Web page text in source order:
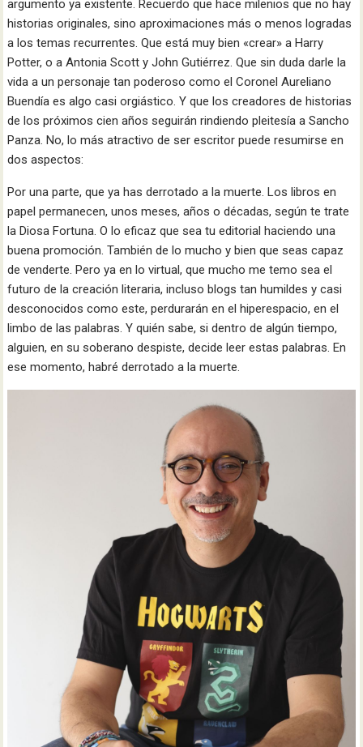
argumento ya existente. Recuerdo que hace milenios que no hay
historias originales, sino aproximaciones más o menos logradas
a los temas recurrentes. Que está muy bien «crear» a Harry
Potter, o a Antonia Scott y John Gutiérrez. Que sin duda darle la
vida a un personaje tan poderoso como el Coronel Aureliano
Buendía es algo casi orgiástico. Y que los creadores de historias
de los próximos cien años seguirán rindiendo pleitesía a Sancho
Panza. No, lo más atractivo de ser escritor puede resumirse en
dos aspectos:
Por una parte, que ya has derrotado a la muerte. Los libros en
papel permanecen, unos meses, años o décadas, según te trate
la Diosa Fortuna. O lo eficaz que sea tu editorial haciendo una
buena promoción. También de lo mucho y bien que seas capaz
de venderte. Pero ya en lo virtual, que mucho me temo sea el
futuro de la creación literaria, incluso blogs tan humildes y casi
desconocidos como este, perdurarán en el hiperespacio, en el
limbo de las palabras. Y quién sabe, si dentro de algún tiempo,
alguien, en su soberano despiste, decide leer estas palabras. En
ese momento, habré derrotado a la muerte.